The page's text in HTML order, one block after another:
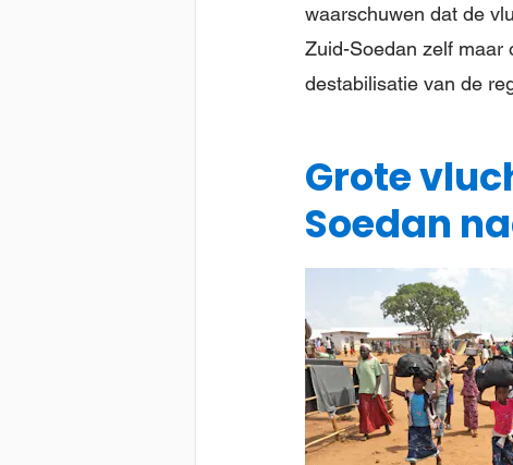
waarschuwen dat de
Zuid-Soedan zelf maar
destabilisatie van de
Grote
Soedan